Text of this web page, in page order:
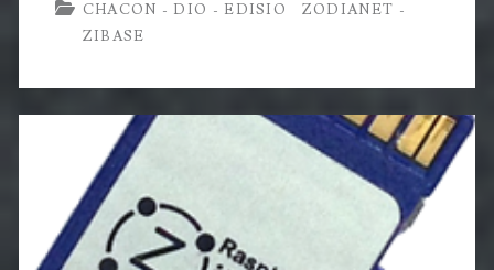
détecteur
une
Zibase
CHACON - DIO - EDISIO
ZODIANET -
ZIBASE